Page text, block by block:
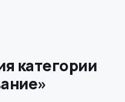
категории